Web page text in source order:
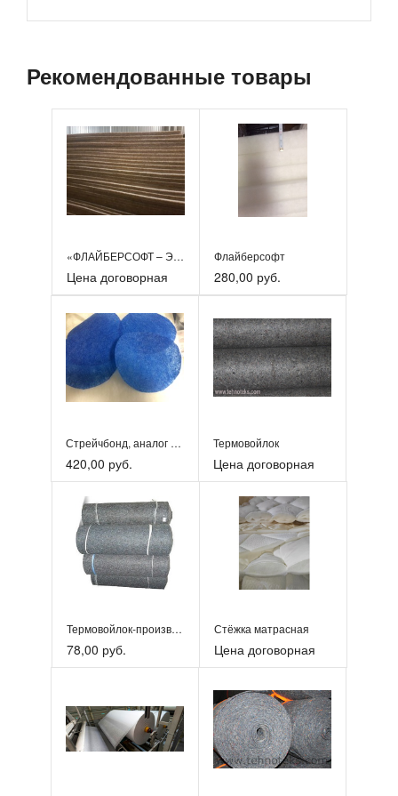
Рекомендованные товары
«ФЛАЙБЕРСОФТ – ЭКОКОКОС»
Цена договорная
Флайберсофт
280,00 руб.
Стрейчбонд, аналог Файбертекс
420,00 руб.
Термовойлок
Цена договорная
Термовойлок-производство мягкой мебели и матрасов
78,00 руб.
Стёжка матрасная
Цена договорная